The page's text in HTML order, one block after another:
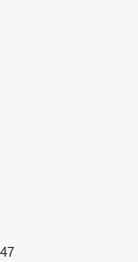
47